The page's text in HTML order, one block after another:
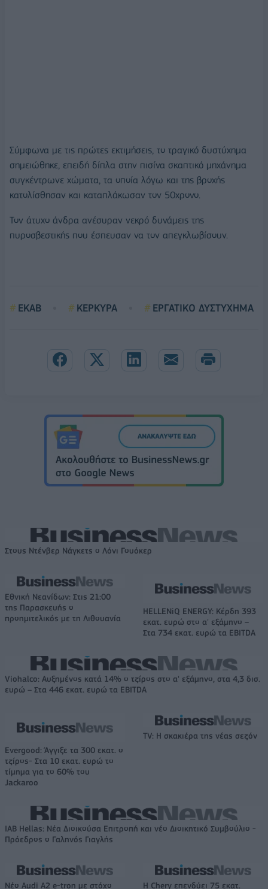
Σύμφωνα με τις πρώτες εκτιμήσεις, το τραγικό δυστύχημα
σημειώθηκε, επειδή δίπλα στην πισίνα σκαπτικό μηχάνημα
συγκέντρωνε χώματα, τα οποία λόγω και της βροχής
κατολίσθησαν και καταπλάκωσαν τον 50χρονο.
Τον άτυχο άνδρα ανέσυραν νεκρό δυνάμεις της
πυροσβεστικής που έσπευσαν να τον απεγκλωβίσουν.
ΕΚΑΒ ΚΕΡΚΥΡΑ ΕΡΓΑΤΙΚΟ ΔΥΣΤΥΧΗΜΑ
Στους Ντένβερ Νάγκετς ο Λόνι Γουόκερ
Εθνική Νεανίδων: Στις 21:00
της Παρασκευής ο
προημιτελικός με τη Λιθουανία
HELLENiQ ENERGY: Κέρδη 393
εκατ. ευρώ στο α' εξάμηνο –
Στα 734 εκατ. ευρώ τα EBITDA
Viohalco: Αυξημένος κατά 14% ο τζίρος στο α' εξάμηνο, στα 4,3 δισ.
ευρώ – Στα 446 εκατ. ευρώ τα EBITDA
Evergood: Άγγιξε τα 300 εκατ. ο
τζίρος- Στα 10 εκατ. ευρώ το
τίμημα για το 60% του
Jackaroo
TV: Η σκακιέρα της νέας σεζόν
IAB Hellas: Νέα Διοικούσα Επιτροπή και νέο Διοικητικό Συμβούλιο -
Πρόεδρος ο Γαληνός Γιαγλής
Νέο Audi A2 e-tron με στόχο Η Chery επενδύει 75 εκατ.